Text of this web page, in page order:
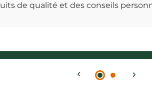
de qualité et des conseils